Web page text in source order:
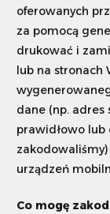
oferowanych
za pomocą
drukować i
lub na stronach
dane (np. adres
prawidłowo lub
urządzeń
Co mogę